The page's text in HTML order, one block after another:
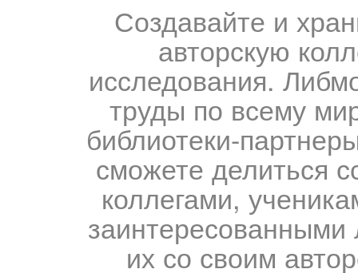
Создавайте и
авторскую
исследования.
труды по всему
библиотеки-
сможете делиться
коллегами,
их со своим